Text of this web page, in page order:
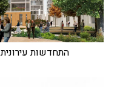
התחדשות